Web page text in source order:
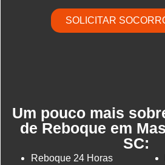
SOLICITAR
Um pouco mais
de Reboque em
SC:
Reboque 24 Horas